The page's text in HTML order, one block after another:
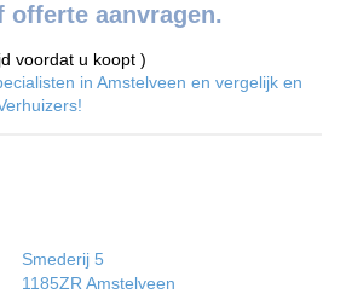
offerte aanvragen.
voordat u koopt )
in Amstelveen en vergelijk en
Smederij 5
1185ZR Amstelveen